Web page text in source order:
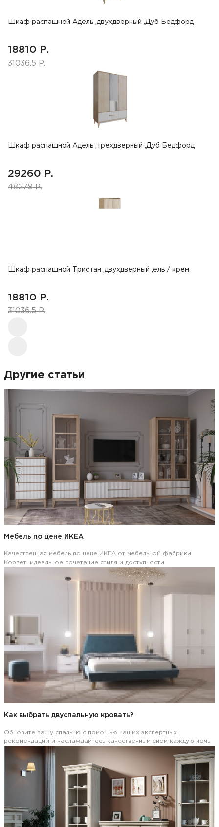
Шкаф распашной Адель ,двухдверный ,Дуб Бедфорд
18810 Р.
31036.5 Р.
Шкаф распашной Адель ,трехдверный ,Дуб Бедфорд
29260 Р.
48279 Р.
Шкаф распашной Тристан ,двухдверный ,ель / крем
18810 Р.
31036.5 Р.
Другие статьи
Мебель по цене ИКЕА
Качественная мебель по цене ИКЕА от мебельной фабрики
Корвет: идеальное сочетание стиля и доступности
Как выбрать двуспальную кровать?
Обновите вашу спальню с помощью наших экспертных
рекомендаций и наслаждайтесь качественным сном каждую ночь.